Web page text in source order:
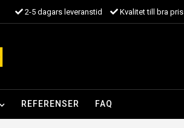
2-5 dagars leveranstid Kvalitet till bra pris
REFERENSER FAQ